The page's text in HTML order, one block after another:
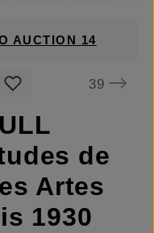
AUCTION 14
39
de
Artes
1930